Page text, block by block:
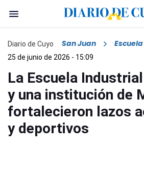
Diario de Cuyo San Juan
25 de junio de 2026 - 15:09
La Escuela
y una institución de
fortalecieron lazos
y deportivos